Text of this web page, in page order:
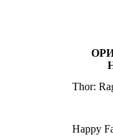
Thor:
Happy